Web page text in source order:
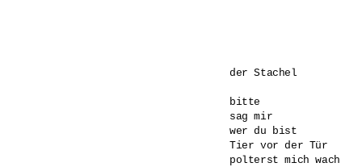
der Stachel
bitte
sag mir
wer du bist
Tier vor der Tür
polterst mich wach